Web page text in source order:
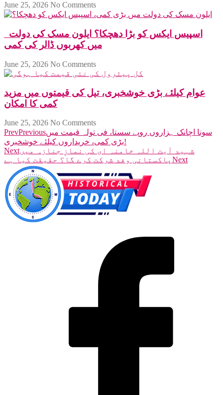
June 25, 2026 No Comments
میں کھربوں ڈالر کی کمی
June 25, 2026 No Comments
عوام کیلئے بڑی خوشخبری، تیل کی قیمتوں میں مزید
کمی کا امکان
June 25, 2026 No Comments
PrevPreviousسونا اچانک ہزاروں روپے سستا، فی تولہ قیمت میں
بڑی کمی، خریداروں کیلئے خوشخبری!
Nextشہید آیت اللہ خامنہ ای کی نمازِ جنازہ میں
پاکستانی وفد شرکت کرے گا؟ حقیقت کیا ہے Next